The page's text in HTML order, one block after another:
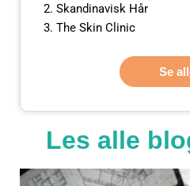
Skandinavisk Hår
The Skin Clinic
Se
Les alle